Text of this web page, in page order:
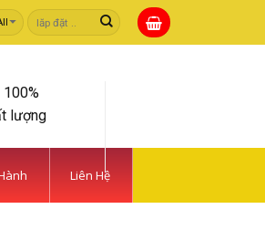
Tìm
kiếm:
100%
lượng
Liên Hệ